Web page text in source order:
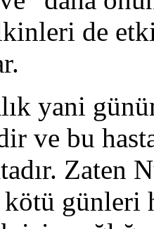
de
yani
ve bu
Zaten
günleri